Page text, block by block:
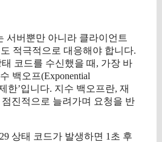
서버뿐만 아니라 클라이언트
적극적으로 대응해야 합니다.
코드를 수신했을 때, 가장 바
백오프(Exponential
한’입니다. 지수 백오프란, 재
진적으로 늘려가며 요청을 반
상태 코드가 발생하면 1초 후